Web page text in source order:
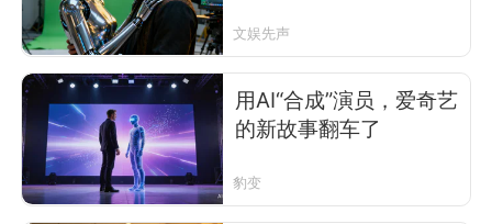
文娱先声
用AI“合成”演员，爱奇艺
的新故事翻车了
豹变